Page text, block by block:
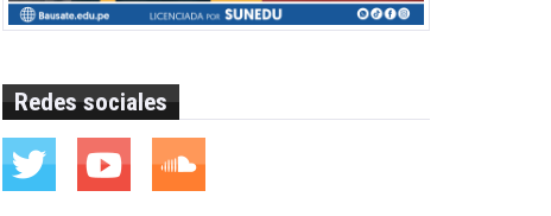
Redes sociales